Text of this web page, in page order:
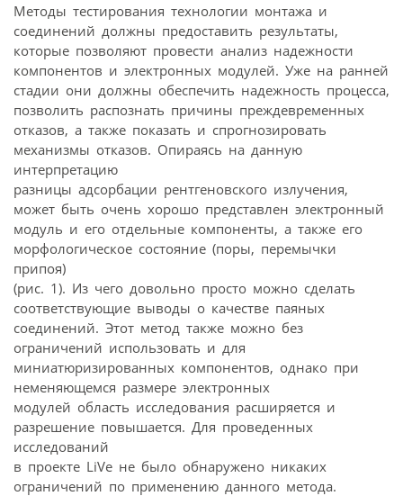
Методы тестирования технологии монтажа и
соединений должны предоставить результаты,
которые позволяют провести анализ надежности
компонентов и электронных модулей. Уже на ранней
стадии они должны обеспечить надежность процесса,
позволить распознать причины преждевременных
отказов, а также показать и спрогнозировать
механизмы отказов. Опираясь на данную
интерпретацию
разницы адсорбации рентгеновского излучения,
может быть очень хорошо представлен электронный
модуль и его отдельные компоненты, а также его
морфологическое состояние (поры, перемычки
припоя)
(рис. 1). Из чего довольно просто можно сделать
соответствующие выводы о качестве паяных
соединений. Этот метод также можно без
ограничений использовать и для
миниатюризированных компонентов, однако при
неменяющемся размере электронных
модулей область исследования расширяется и
разрешение повышается. Для проведенных
исследований
в проекте LiVe не было обнаружено никаких
ограничений по применению данного метода.